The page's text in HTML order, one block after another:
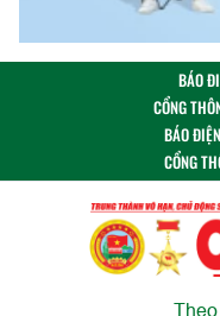
BÁO
CỔNG
BÁO
CỔNG